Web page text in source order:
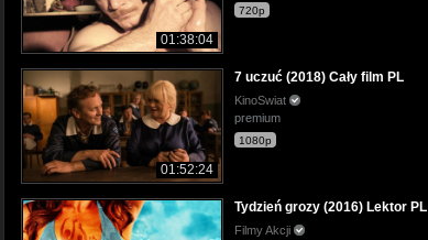
01:38:04
720p
01:52:24
7 uczuć (2018) Cały film PL
KinoSwiat
premium
1080p
Tydzień grozy (2016) Lektor PL
Filmy Akcji